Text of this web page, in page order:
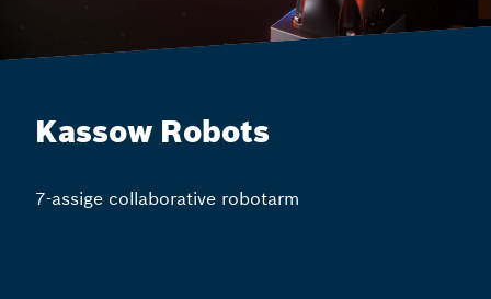
Kassow Robots
7-assige collaborative robotarm